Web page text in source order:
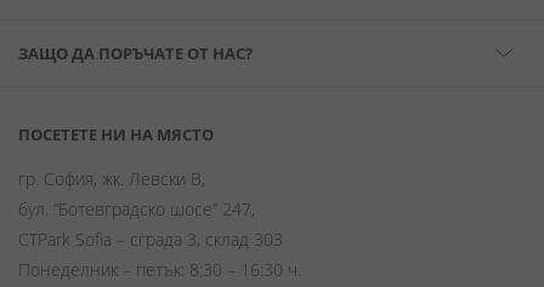
ЗАЩО ДА ПОРЪЧАТЕ ОТ НАС?
ПОСЕТЕТЕ НИ НА МЯСТО
гр. София, жк. Левски В,
бул. “Ботевградско шосе” 247,
CTPark Sofia – сграда 3, склад 303
Понеделник – петък: 8:30 – 16:30 ч.